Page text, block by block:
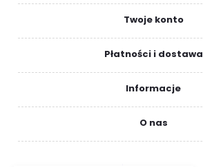
Twoje konto
Płatności i dostawa
Informacje
O nas